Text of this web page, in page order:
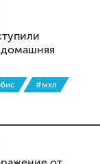
домашняя
#мхл